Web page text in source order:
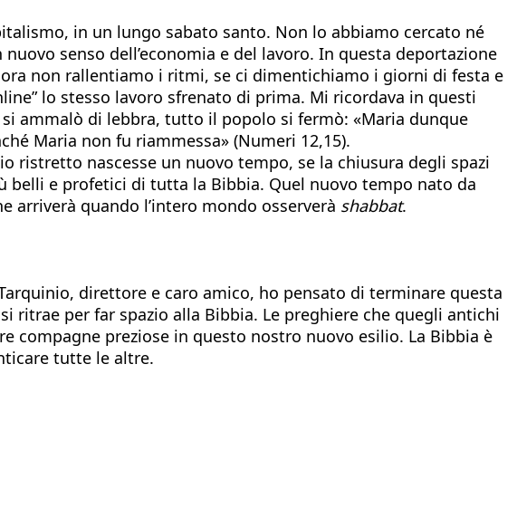
in un lungo sabato santo. Non lo abbiamo cercato né
senso dell’economia e del lavoro. In questa deportazione
non rallentiamo i ritmi, se ci dimentichiamo i giorni di festa e
lo stesso lavoro sfrenato di prima. Mi ricordava in questi
ammalò di lebbra, tutto il popolo si fermò: «Maria dunque
Maria non fu riammessa» (Numeri 12,15).
ristretto nascesse un nuovo tempo, se la chiusura degli spazi
e profetici di tutta la Bibbia. Quel nuovo tempo nato da
arriverà quando l’intero mondo osserverà shabbat.
direttore e caro amico, ho pensato di terminare questa
si ritrae per far spazio alla Bibbia. Le preghiere che quegli antichi
compagne preziose in questo nostro nuovo esilio. La Bibbia è
tutte le altre.